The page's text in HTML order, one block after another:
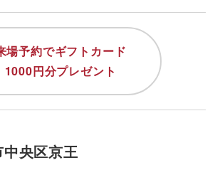
場予約でギフトカード
1000円分プレゼント
央区京王